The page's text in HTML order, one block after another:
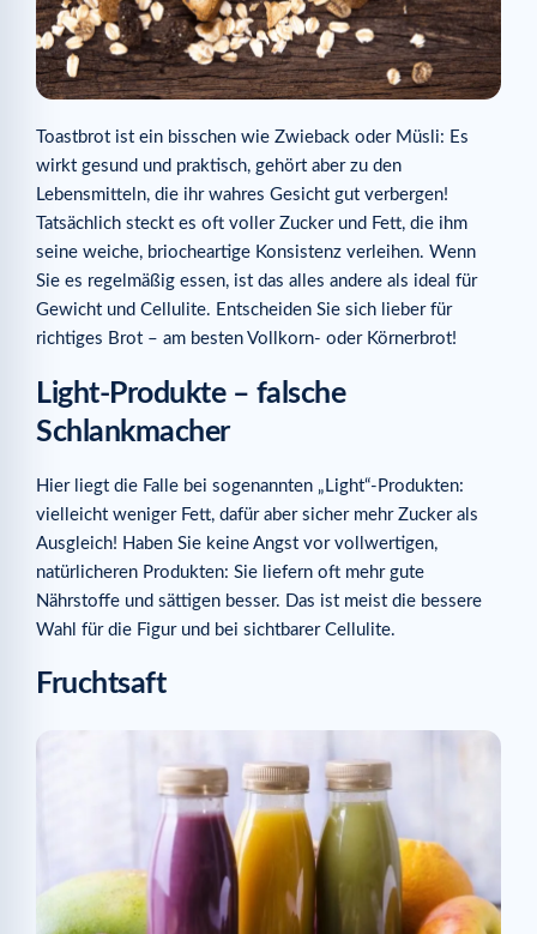
Toastbrot ist ein bisschen wie Zwieback oder Müsli: Es
wirkt gesund und praktisch, gehört aber zu den
Lebensmitteln, die ihr wahres Gesicht gut verbergen!
Tatsächlich steckt es oft voller Zucker und Fett, die ihm
seine weiche, briocheartige Konsistenz verleihen. Wenn
Sie es regelmäßig essen, ist das alles andere als ideal für
Gewicht und Cellulite. Entscheiden Sie sich lieber für
richtiges Brot – am besten Vollkorn- oder Körnerbrot!
Light-Produkte – falsche
Schlankmacher
Hier liegt die Falle bei sogenannten „Light“-Produkten:
vielleicht weniger Fett, dafür aber sicher mehr Zucker als
Ausgleich! Haben Sie keine Angst vor vollwertigen,
natürlicheren Produkten: Sie liefern oft mehr gute
Nährstoffe und sättigen besser. Das ist meist die bessere
Wahl für die Figur und bei sichtbarer Cellulite.
Fruchtsaft